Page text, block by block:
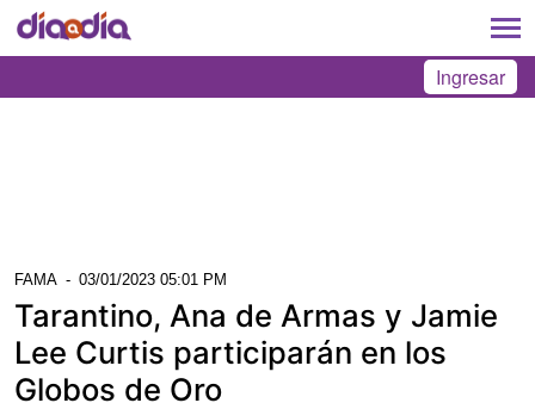
Ingresar
FAMA - 03/01/2023 05:01 PM
Tarantino, Ana de Armas y Jamie
Lee Curtis participarán en los
Globos de Oro